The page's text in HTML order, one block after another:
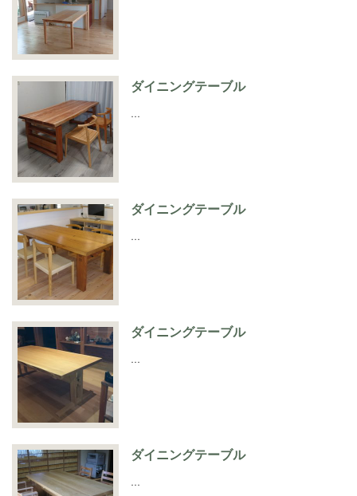
ダイニングテーブル
…
ダイニングテーブル
…
ダイニングテーブル
…
ダイニングテーブル
…